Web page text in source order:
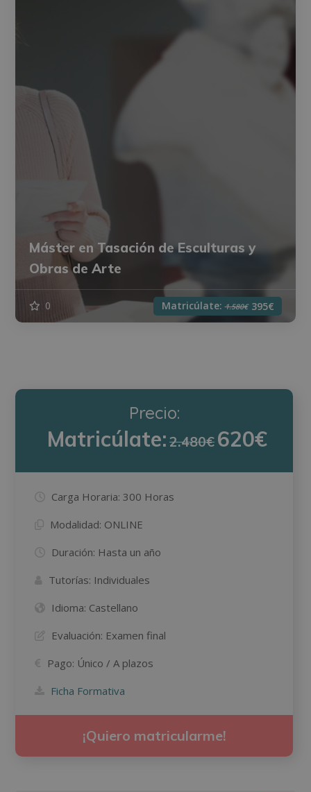
Máster en Tasación de Esculturas y
Obras de Arte
0 Matricúlate:1.580€ 395€
Precio:
Matricúlate:2.480€ 620€
Carga Horaria: 300 Horas
Modalidad: ONLINE
Duración: Hasta un año
Tutorías: Individuales
Idioma: Castellano
Evaluación: Examen final
Pago: Único / A plazos
Ficha Formativa
¡Quiero matricularme!